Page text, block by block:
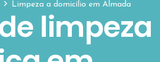
Limpeza a domicílio em Almada
limpeza